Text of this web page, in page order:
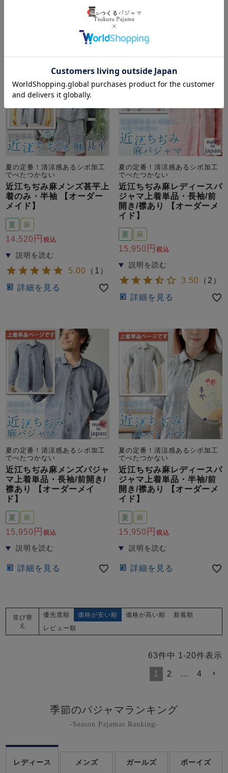
夏の定番！清涼感あるシボ加工
でべたつかない
近江ちぢみ麻メンズ甚平上
着のみ・半袖 【オーダー
メイド】
夏 麻
14,520 税込
5.00 （ 1 ）
詳細を見る
夏の定番！清涼感あるシボ加工
でべたつかない
近江ちぢみ麻レディースパ
ジャマ上着単品・長袖/前
開き/襟あり 【オーダーメ
イド】
夏 麻
15,950 税込
3.50 （ 2 ）
詳細を見る
夏の定番！清涼感あるシボ加工
でべたつかない
近江ちぢみ麻メンズパジャ
マ上着単品・長袖/前開き/
襟あり 【オーダーメイ
ド】
夏 麻
15,950 税込
詳細を見る
夏の定番！清涼感あるシボ加工
でべたつかない
近江ちぢみ麻レディースパ
ジャマ上着単品・半袖/前
開き/襟あり 【オーダーメ
イド】
夏 麻
15,950 税込
詳細を見る
並び替
え
優先度順 価格が安い順 価格が高い順
新着順
レビュー順
63件中 1 -20件表示
1 2 … 4
季節のパジャマランキング
-Season Pajamas Ranking-
レディース メンズ ガールズ ボーイズ